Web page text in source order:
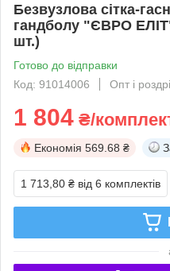
Безвузлова сітка-
гандболу "ЄВРО
шт.)
Готово до відправки
Код: 91014006
Опт і
1 804 ₴/
Економія 569.68 ₴
1 713,80 ₴ від 6 комплектів